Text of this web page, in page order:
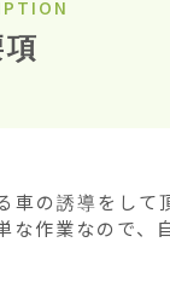
車の誘導をして
作業なので、